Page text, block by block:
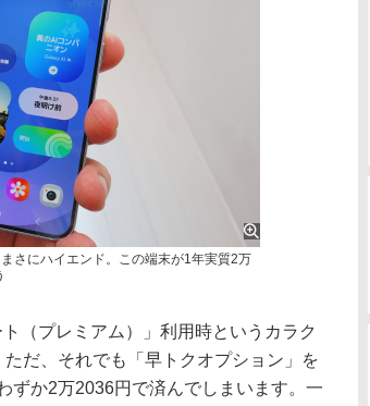
さにハイエンド。この端末が1年実質2万
（プレミアム）」利用時というカラク
だ、それでも「早トクオプション」を
ずか2万2036円で済んでしまいます。一